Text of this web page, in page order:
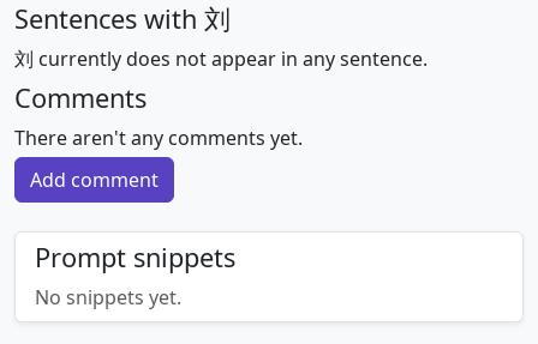
Sentences with 刘
刘 currently does not appear in any sentence.
Comments
There aren't any comments yet.
Add comment
Prompt snippets
No snippets yet.